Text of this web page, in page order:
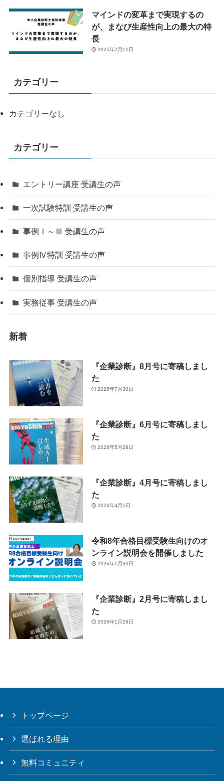
マインドの変革まで実現するの
が、まなび生産性向上の最大の特
長
2025年2月11日
カテゴリー
カテゴリーなし
カテゴリー
エントリー講座 受講生の声
一次試験特訓 受講生の声
事例Ⅰ～Ⅲ 受講生の声
事例Ⅳ特訓 受講生の声
個別指導 受講生の声
実務従事 受講生の声
新着
『企業診断』8月号に寄稿しまし
た
2026年7月30日
『企業診断』6月号に寄稿しまし
た
2026年5月28日
『企業診断』4月号に寄稿しまし
た
2026年4月5日
令和8年合格目標受験生向けのオ
ンライン説明会を開催しました
2026年1月30日
『企業診断』2月号に寄稿しまし
た
2026年1月29日
トップページ
選ばれる理由
無料コミュニティ